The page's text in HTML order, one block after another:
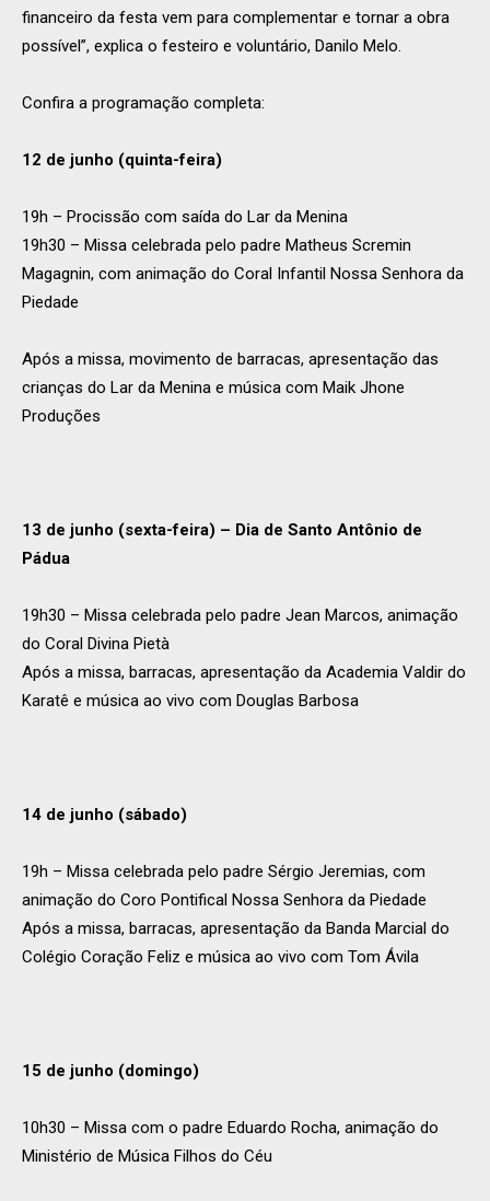
financeiro da festa vem para complementar e tornar a obra
possível”, explica o festeiro e voluntário, Danilo Melo.
Confira a programação completa:
12 de junho (quinta-feira)
19h – Procissão com saída do Lar da Menina
19h30 – Missa celebrada pelo padre Matheus Scremin
Magagnin, com animação do Coral Infantil Nossa Senhora da
Piedade
Após a missa, movimento de barracas, apresentação das
crianças do Lar da Menina e música com Maik Jhone
Produções
13 de junho (sexta-feira) – Dia de Santo Antônio de
Pádua
19h30 – Missa celebrada pelo padre Jean Marcos, animação
do Coral Divina Pietà
Após a missa, barracas, apresentação da Academia Valdir do
Karatê e música ao vivo com Douglas Barbosa
14 de junho (sábado)
19h – Missa celebrada pelo padre Sérgio Jeremias, com
animação do Coro Pontifical Nossa Senhora da Piedade
Após a missa, barracas, apresentação da Banda Marcial do
Colégio Coração Feliz e música ao vivo com Tom Ávila
15 de junho (domingo)
10h30 – Missa com o padre Eduardo Rocha, animação do
Ministério de Música Filhos do Céu